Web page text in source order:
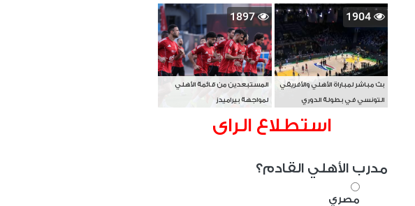
بطل آسيا
1904
بث مباشر لمباراة الأهلي والأفريقي
التونسي في بطولة الدوري
1897
المستبعدين من قائمة الأهلي
لمواجهة بيراميدز
استطلاع الراى
مدرب الأهلي القادم؟
مصري